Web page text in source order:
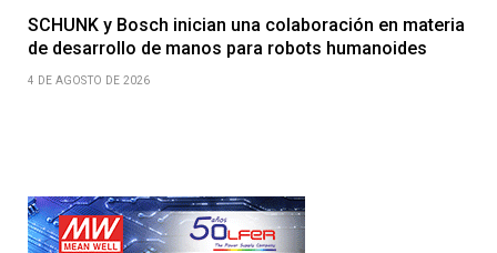
SCHUNK y Bosch inician una colaboración en materia
de desarrollo de manos para robots humanoides
4 DE AGOSTO DE 2026